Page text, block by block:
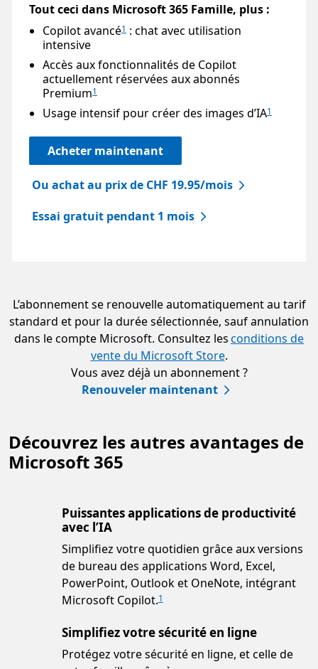
Tout ceci dans Microsoft 365 Famille, plus :
Copilot avancé1 : chat avec utilisation
intensive
Accès aux fonctionnalités de Copilot
actuellement réservées aux abonnés
Premium1
Usage intensif pour créer des images d’IA1
Acheter maintenant
Ou achat au prix de CHF 19.95/mois
Essai gratuit pendant 1 mois
L’abonnement se renouvelle automatiquement au tarif
standard et pour la durée sélectionnée, sauf annulation
dans le compte Microsoft. Consultez lesconditions de
vente du Microsoft Store.
Vous avez déjà un abonnement ?
Renouveler maintenant
Découvrez les autres avantages de
Microsoft 365
Puissantes applications de productivité
avec l’IA
Simplifiez votre quotidien grâce aux versions
de bureau des applications Word, Excel,
PowerPoint, Outlook et OneNote, intégrant
Microsoft Copilot.1
Simplifiez votre sécurité en ligne
Protégez votre sécurité en ligne, et celle de